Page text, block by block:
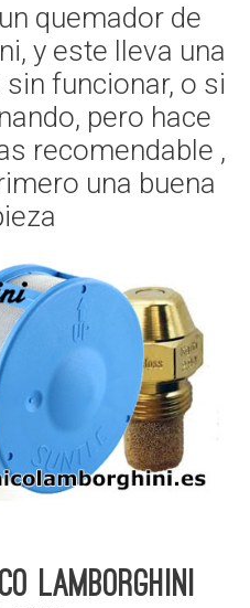
quemador de
y este lleva una
funcionar, o si
pero hace
recomendable ,
una buena
Lamborghini